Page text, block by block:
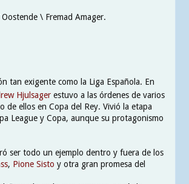
\ Fremad Amager.
tan exigente como la Liga Española. En
Hjulsager estuvo a las órdenes de varios
ellos en Copa del Rey. Vivió la etapa
League y Copa, aunque su protagonismo
ser todo un ejemplo dentro y fuera de los
, Pione Sisto y otra gran promesa del